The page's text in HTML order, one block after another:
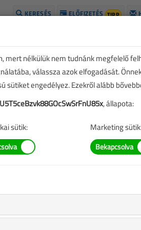
ELŐFIZETÉS TIPP
KERESÉS
Ez a cikk a VL
Töltse le a
mert nélkülük nem tudnánk megfelelő
válassza azok elfogadását.
sütiket engedélyez. Ezekről alább
, állapota:
sütik: Marketing